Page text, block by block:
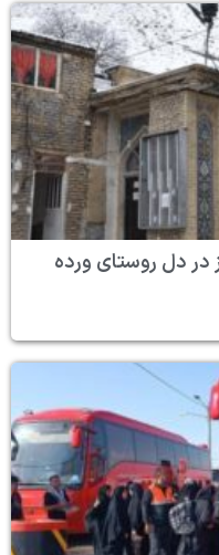
در دل روستای ورده